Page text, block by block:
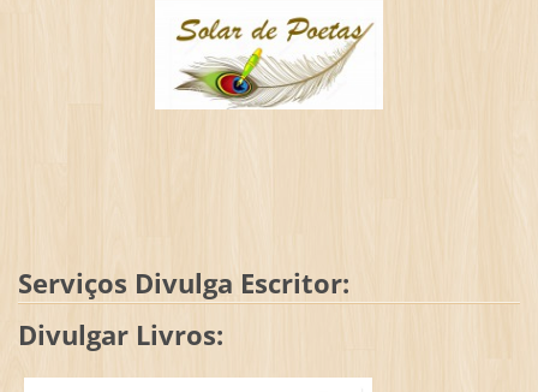
Serviços Divulga Escritor:
Divulgar Livros: